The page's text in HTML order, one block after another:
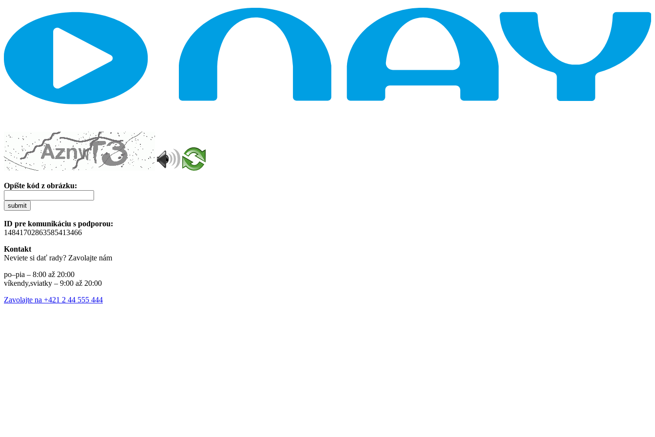
Opíšte kód z obrázku:
submit
ID pre komunikáciu s podporou:
14841702863585413466
Kontakt
Neviete si dať rady? Zavolajte nám
po–pia – 8:00 až 20:00
víkendy,sviatky – 9:00 až 20:00
Zavolajte na +421 2 44 555 444